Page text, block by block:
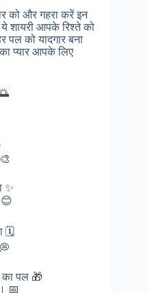
को और गहरा करें इन
शायरी आपके रिश्ते को
को यादगार बना
प्यार आपके लिए
✨
😊
🗓️
का पल 🎁
📅